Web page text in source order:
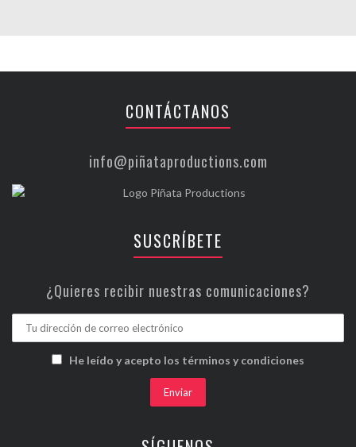
CONTÁCTANOS
info@piñataproductions.com
SUSCRÍBETE
¿Quieres recibir nuestras comunicaciones?
He leído y acepto los términos y condiciones